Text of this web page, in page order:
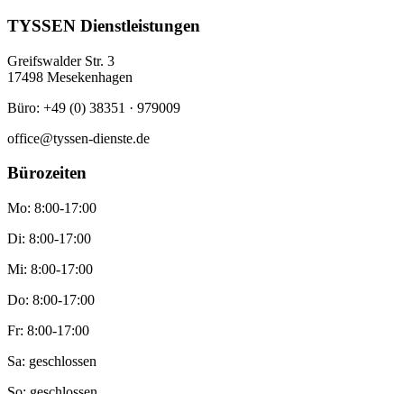
TYSSEN Dienstleistungen
Greifswalder Str. 3
17498 Mesekenhagen
Büro: +49 (0) 38351 · 979009
office@tyssen-dienste.de
Bürozeiten
Mo: 8:00-17:00
Di: 8:00-17:00
Mi: 8:00-17:00
Do: 8:00-17:00
Fr: 8:00-17:00
Sa: geschlossen